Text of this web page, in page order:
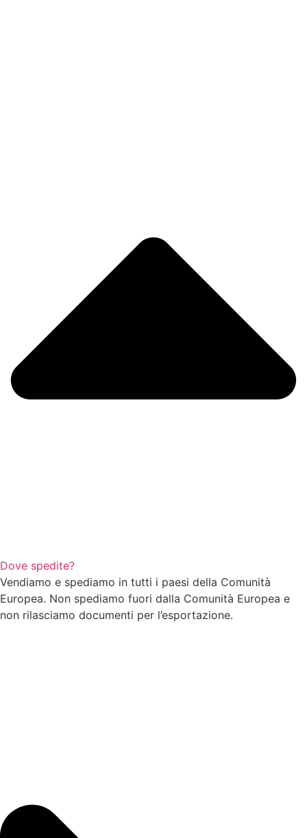
Dove spedite?
Vendiamo e spediamo in tutti i paesi della Comunità
Europea. Non spediamo fuori dalla Comunità Europea e
non rilasciamo documenti per l’esportazione.